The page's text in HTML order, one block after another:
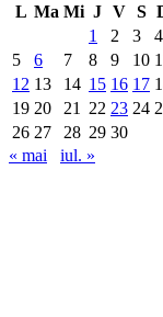
L Ma Mi J V S
1
2 3
4
5
6 7 8 9 10
12 13 14 15 16 17
19 20 21 22 23 24
26 27 28 29 30
« mai
iul. »